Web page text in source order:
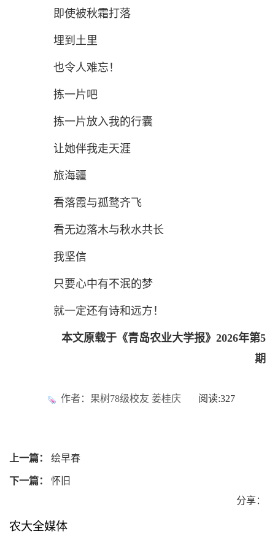
即使被秋霜打落
埋到土里
也令人难忘！
拣一片吧
拣一片放入我的行囊
让她伴我走天涯
旅海疆
看落霞与孤鹜齐飞
看无边落木与秋水共长
我坚信
只要心中有不泯的梦
就一定还有诗和远方！
本文原载于《青岛农业大学报》2026年第5
期
作者：果树78级校友 姜桂庆 阅读:327
上一篇： 绘早春
下一篇：
怀旧
分享：
农大全媒体